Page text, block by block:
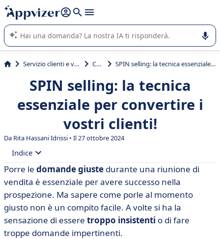
righe con
shift + enter
L'IA di Appvizer vi guida nell'utilizzo o nella scelta di un
software SaaS per la vostra azienda.
Servizio clienti e vendite CRM SPIN selling: la tecnica essenziale per convertire i vostri clienti!
SPIN selling: la tecnica
essenziale per convertire i
vostri clienti!
Da Rita Hassani Idrissi • Il 27 ottobre 2024
Indice
• Che cos'è la vendita SPIN?
• Le 4 fasi della vendita SPIN
• Le 4 domande di vendita SPIN (esempi inclusi)
Porre le domande giuste durante una riunione di
vendita è essenziale per avere successo nella
prospezione. Ma sapere come porle al momento
giusto non è un compito facile. A volte si ha la
sensazione di essere troppo insistenti o di fare
troppe domande impertinenti.